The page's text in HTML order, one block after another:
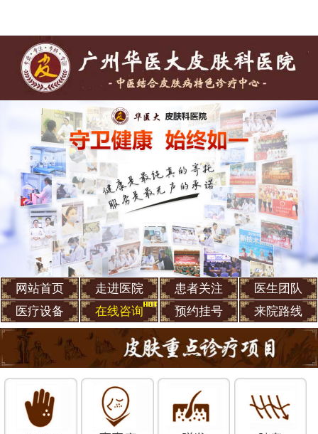
网站首页 走进医院 患者关注
医生团队
医疗设备
在线咨询 预约挂号 来院路线